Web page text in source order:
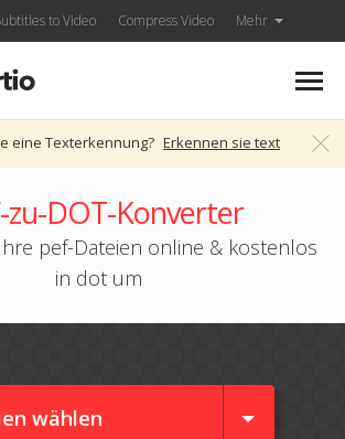
to Video Compress Video Mehr
eine Texterkennung? Erkennen sie text
zu-DOT-Konverter
pef-Dateien online & kostenlos
in dot um
wählen